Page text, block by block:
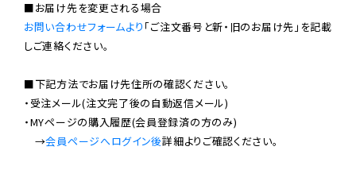
お問い合わせフォームより 「ご注文番号と新・旧のお届け先」を記載
しご連絡ください。
■下記方法でお届け先住所の確認ください。
・受注メール(注文完了後の自動返信メール)
・MYページの購入履歴(会員登録済の方のみ)
→会員ページへログイン後詳細よりご確認ください。